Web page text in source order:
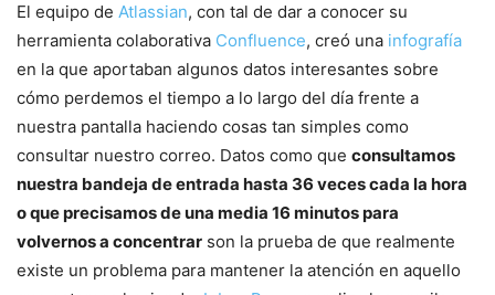
El equipo de Atlassian, con tal de dar a conocer su
herramienta colaborativa Confluence, creó una infografía
en la que aportaban algunos datos interesantes sobre
cómo perdemos el tiempo a lo largo del día frente a
nuestra pantalla haciendo cosas tan simples como
consultar nuestro correo. Datos como que consultamos
nuestra bandeja de entrada hasta 36 veces cada la hora
o que precisamos de una media 16 minutos para
volvernos a concentrar son la prueba de que realmente
existe un problema para mantener la atención en aquello